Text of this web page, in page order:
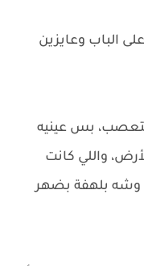
الباب وعايزين
بس عينيه
واللي كانت
وشه بلهفة بضهر